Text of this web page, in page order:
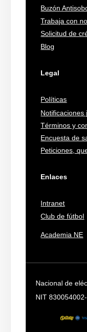
Buzón
Trabaja con
Solicitud de
Blog
Legal
Políticas
Notificaciones
Términos y
Encuesta de
Peticiones,
Enlaces
Intranet
Club de fútbol
Academia NE
Nacional de
NIT